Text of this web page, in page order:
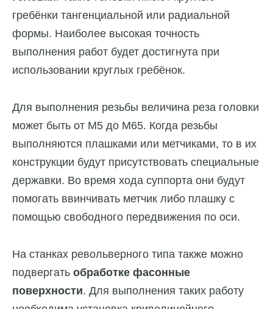
гребёнки тангенциальной или радиальной
формы. Наиболее высокая точность
выполнения работ будет достигнута при
использовании круглых гребёнок.
Для выполнения резьбы величина реза головки
может быть от М5 до M65. Когда резьбы
выполняются плашками или метчиками, то в их
конструкции будут присутствовать специальные
державки. Во время хода суппорта они будут
помогать ввинчивать метчик либо плашку с
помощью свободного передвижения по оси.
На станках револьверного типа также можно
подвергать обработке фасонные
поверхности. Для выполнения таких работу